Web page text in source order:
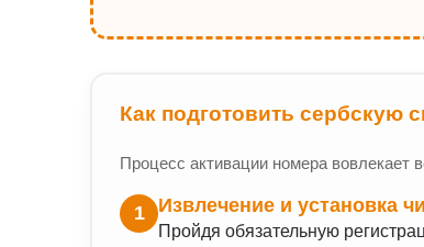
Как подготовить сербскую
Процесс активации номера вовлекает
1 Извлечение и установка
Пройдя обязательную